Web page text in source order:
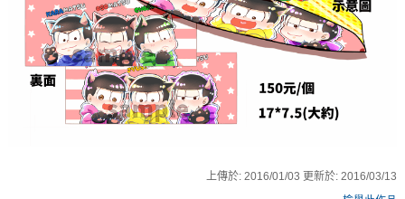
上傳於:2016/01/03 更新於:2016/03/13